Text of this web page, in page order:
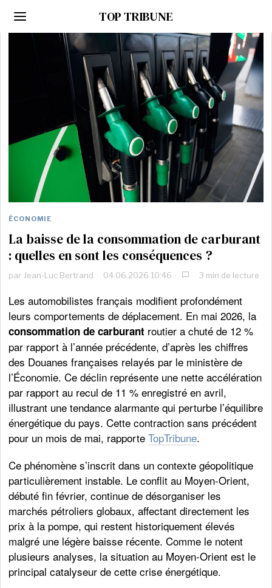
TOP TRIBUNE
ÉCONOMIE
La baisse de la consommation de carburant
: quelles en sont les conséquences ?
par Jean-Luc Bertrand 04.06.2026 10:46 3 min de lecture
Les automobilistes français modifient profondément
leurs comportements de déplacement. En mai 2026, la
consommation de carburant routier a chuté de 12 %
par rapport à l’année précédente, d’après les chiffres
des Douanes françaises relayés par le ministère de
l’Économie. Ce déclin représente une nette accélération
par rapport au recul de 11 % enregistré en avril,
illustrant une tendance alarmante qui perturbe l’équilibre
énergétique du pays. Cette contraction sans précédent
pour un mois de mai, rapporteTopTribune.
Ce phénomène s’inscrit dans un contexte géopolitique
particulièrement instable. Le conflit au Moyen-Orient,
débuté fin février, continue de désorganiser les
marchés pétroliers globaux, affectant directement les
prix à la pompe, qui restent historiquement élevés
malgré une légère baisse récente. Comme le notent
plusieurs analyses, la situation au Moyen-Orient est le
principal catalyseur de cette crise énergétique.